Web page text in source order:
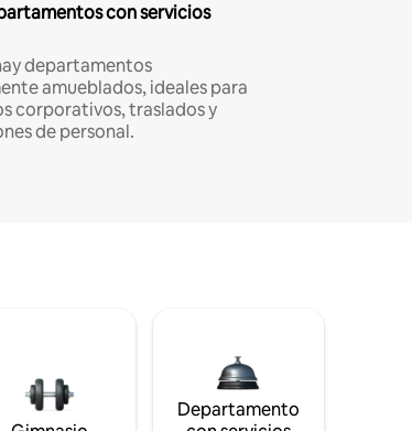
con servicios
departamentos
amueblados, ideales para
corporativos, traslados y
de personal.
Departamento